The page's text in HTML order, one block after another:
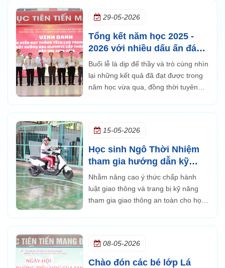
bảo vệ môi trường
29-05-2026
Tổng kết năm học 2025 -
2026 với nhiều dấu ấn đáng
tự hào
Buổi lễ là dịp để thầy và trò cùng nhìn
lại những kết quả đã đạt được trong
năm học vừa qua, đồng thời tuyên
phong trào.
15-05-2026
Học sinh Ngô Thời Nhiệm
tham gia hướng dẫn kỹ
năng lái xe gắn máy an toàn
Nhằm nâng cao ý thức chấp hành
luật giao thông và trang bị kỹ năng
tham gia giao thông an toàn cho học
năng lái xe gắn máy an toàn dành
cho học sinh khố
08-05-2026
Chào đón các bé lớp Lá